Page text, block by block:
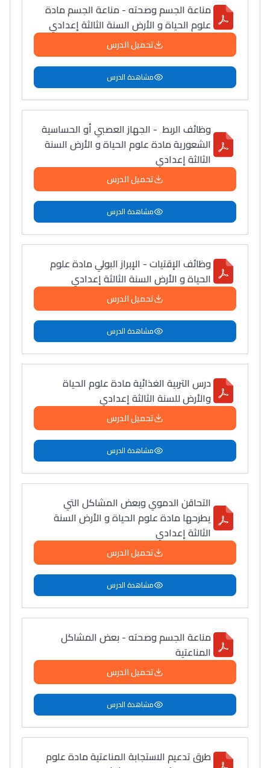
Lycée Maroc
مناعة الجسم وصحته - مناعة الجسم مادة
علوم الحياة و الأرض السنة الثالثة إعدادي
تحميل الدرس
مشاهدة الدرس
وظائف الربط - الجهاز العصبي أو الحساسية
الشعورية مادة علوم الحياة و الأرض السنة
الثالثة إعدادي
تحميل الدرس
مشاهدة الدرس
وظائف الإقتيات - الإبراز البولي مادة علوم
الحياة و الأرض السنة الثالثة إعدادي
تحميل الدرس
مشاهدة الدرس
درس التربية الغذائية مادة علوم الحياة
والأرض للسنة الثالثة إعدادي
تحميل الدرس
مشاهدة الدرس
التحاقن الدموي وبعض المشاكل التي
يطرحها مادة علوم الحياة و الأرض السنة
الثالثة إعدادي
تحميل الدرس
مشاهدة الدرس
مناعة الجسم وصحته - بعض المشاكل
المناعتية
تحميل الدرس
مشاهدة الدرس
طرق تدعيم الاستجابة المناعتية مادة علوم